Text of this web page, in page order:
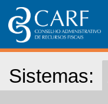
Sistemas: